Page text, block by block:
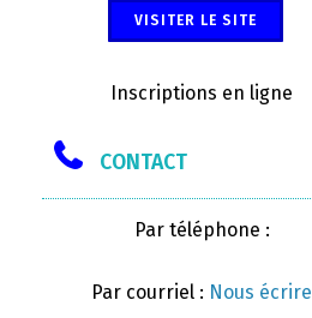
VISITER LE SITE
Inscriptions en ligne
CONTACT
Par téléphone :
Par courriel : Nous écrire